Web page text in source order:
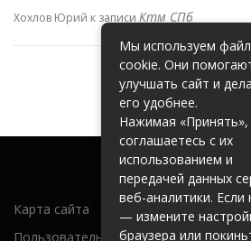
Хохлов Юрий к записи Ктм СПб
Карта сайта
Пользовательское соглашение
Мы используем
cookie. Они
улучшать сайт и
его удобнее.
Нажимая
соглашаетесь с их
использованием и
передачей данных
веб-аналитики. Если
— измените
браузера или